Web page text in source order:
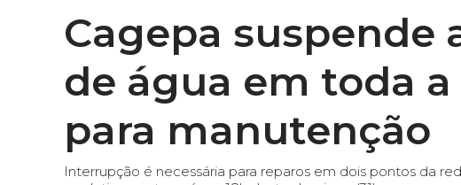
Cagepa suspende
de água em toda
para manutenção
Interrupção é necessária para reparos em dois pontos da